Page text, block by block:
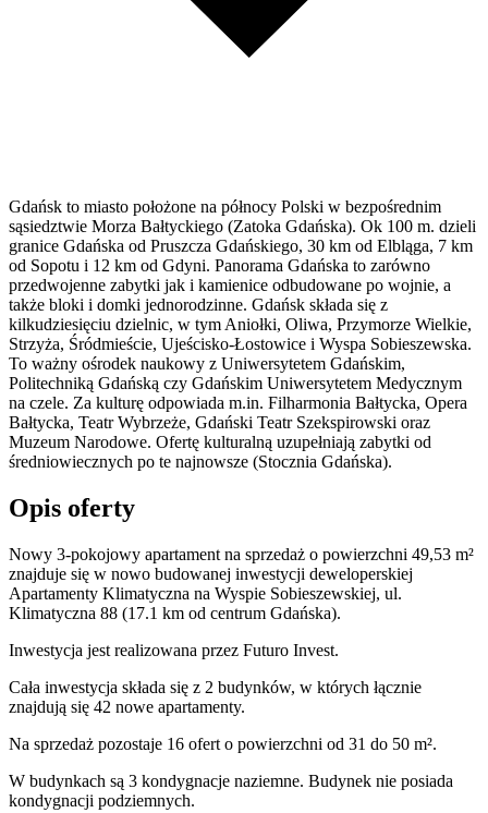
Gdańsk to miasto położone na północy Polski w bezpośrednim
sąsiedztwie Morza Bałtyckiego (Zatoka Gdańska). Ok 100 m. dzieli
granice Gdańska od Pruszcza Gdańskiego, 30 km od Elbląga, 7 km
od Sopotu i 12 km od Gdyni. Panorama Gdańska to zarówno
przedwojenne zabytki jak i kamienice odbudowane po wojnie, a
także bloki i domki jednorodzinne. Gdańsk składa się z
kilkudziesięciu dzielnic, w tym Aniołki, Oliwa, Przymorze Wielkie,
Strzyża, Śródmieście, Ujeścisko-Łostowice i Wyspa Sobieszewska.
To ważny ośrodek naukowy z Uniwersytetem Gdańskim,
Politechniką Gdańską czy Gdańskim Uniwersytetem Medycznym
na czele. Za kulturę odpowiada m.in. Filharmonia Bałtycka, Opera
Bałtycka, Teatr Wybrzeże, Gdański Teatr Szekspirowski oraz
Muzeum Narodowe. Ofertę kulturalną uzupełniają zabytki od
średniowiecznych po te najnowsze (Stocznia Gdańska).
Opis oferty
Nowy 3-pokojowy apartament na sprzedaż o powierzchni 49,53 m²
znajduje się w nowo budowanej inwestycji deweloperskiej
Apartamenty Klimatyczna na Wyspie Sobieszewskiej, ul.
Klimatyczna 88 (17.1 km od centrum Gdańska).
Inwestycja jest realizowana przez Futuro Invest.
Cała inwestycja składa się z 2 budynków, w których łącznie
znajdują się 42 nowe apartamenty.
Na sprzedaż pozostaje 16 ofert o powierzchni od 31 do 50 m².
W budynkach są 3 kondygnacje naziemne. Budynek nie posiada
kondygnacji podziemnych.